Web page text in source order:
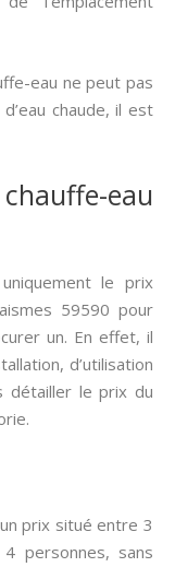
eau ne peut pas
chaude, il est
eau
le prix
59590 pour
un. En effet, il
d’utilisation
détailler le prix du
prix situé entre 3
personnes, sans